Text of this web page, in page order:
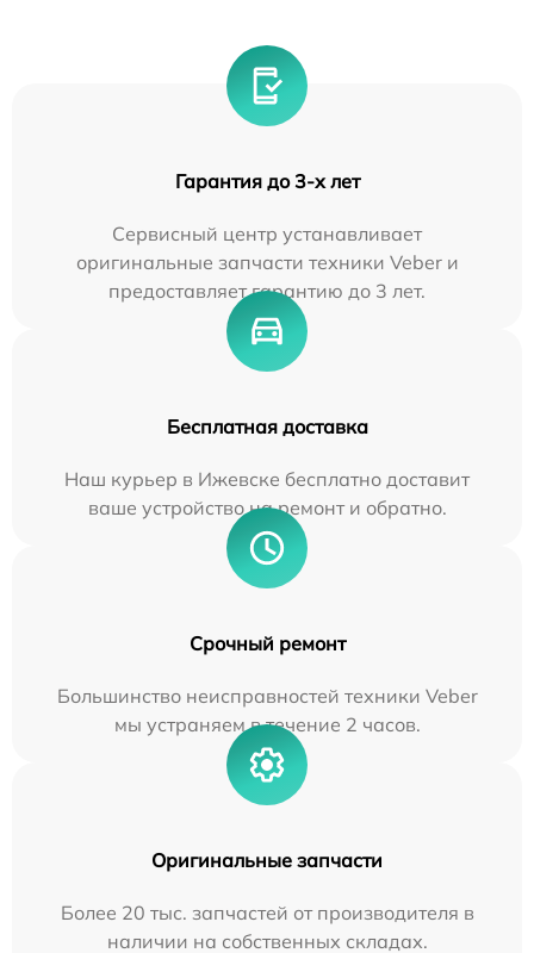
Гарантия до 3-х лет
Сервисный центр устанавливает
оригинальные запчасти техники Veber и
предоставляет гарантию до 3 лет.
Бесплатная доставка
Наш курьер в Ижевске бесплатно доставит
ваше устройство на ремонт и обратно.
Срочный ремонт
Большинство неисправностей техники Veber
мы устраняем в течение 2 часов.
Оригинальные запчасти
Более 20 тыс. запчастей от производителя в
наличии на собственных складах.